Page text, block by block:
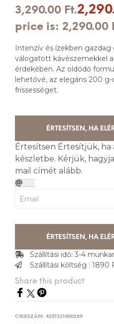
3,290.00 Ft.
price is: 2,290.00
Intenzív és ízekben gazdag
válogatott kávészemekkel
érdekében. Az oldódó
lehetővé, az elegáns 200
frissességet.
ÉRTESÍTSEN, HA
Értesítsen Értesítjük, ha
készletbe. Kérjük,
mail címét alább.
ÉRTESÍTSEN, HA
Szállítási idő: 3-4
Szállítási költség : 1890
Share this product
CIKKSZÁM: 4251321400289